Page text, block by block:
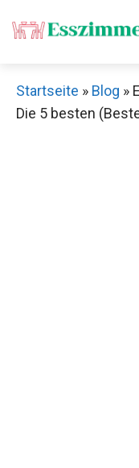
Inhalt
Startseite » Blog »
Die 5 besten